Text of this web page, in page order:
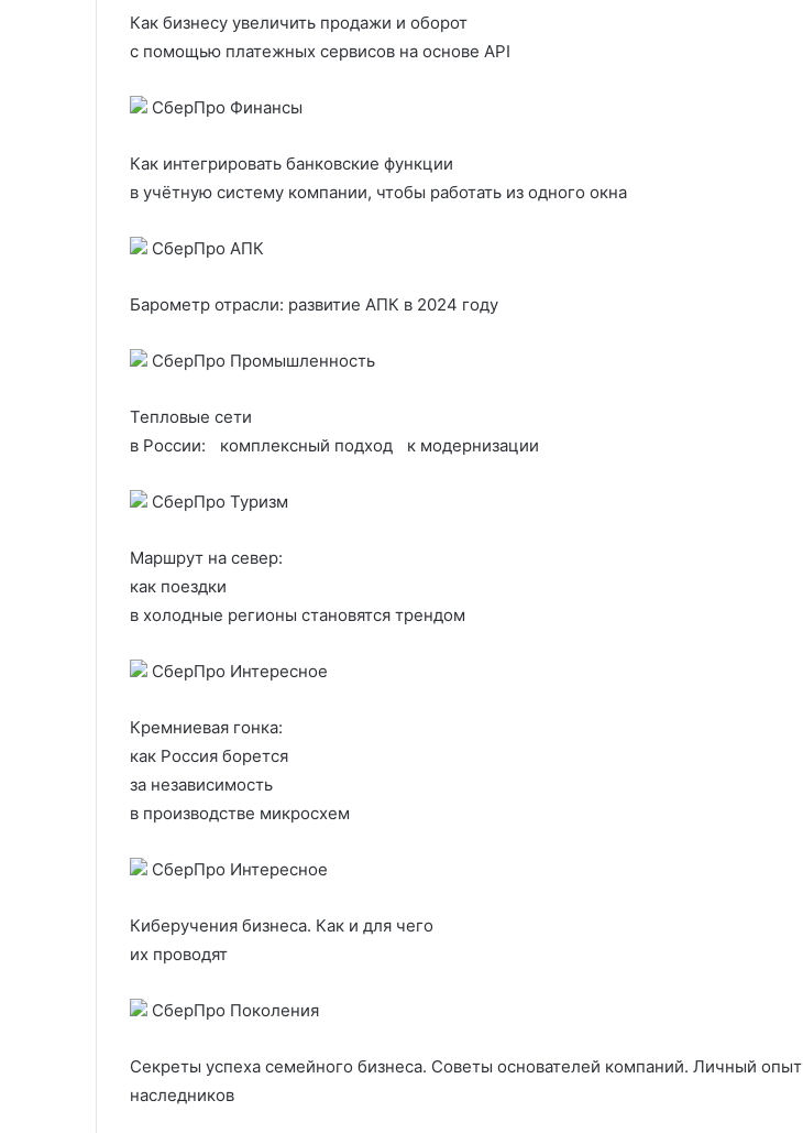
Как бизнесу увеличить продажи и оборот
с помощью платежных сервисов на основе API
CберПро Финансы
Как интегрировать банковские функции
в учётную систему компании, чтобы работать из одного окна
СберПро АПК
Барометр отрасли: развитие АПК в 2024 году
СберПро Промышленность
Тепловые сети
в России: комплексный подход к модернизации
СберПро Туризм
Маршрут на север:
как поездки
в холодные регионы становятся трендом
СберПро Интересное
Кремниевая гонка:
как Россия борется
за независимость
в производстве микросхем
СберПро Интересное
Киберучения бизнеса. Как и для чего
их проводят
СберПро Поколения
Секреты успеха семейного бизнеса. Советы основателей компаний. Личный опыт
наследников